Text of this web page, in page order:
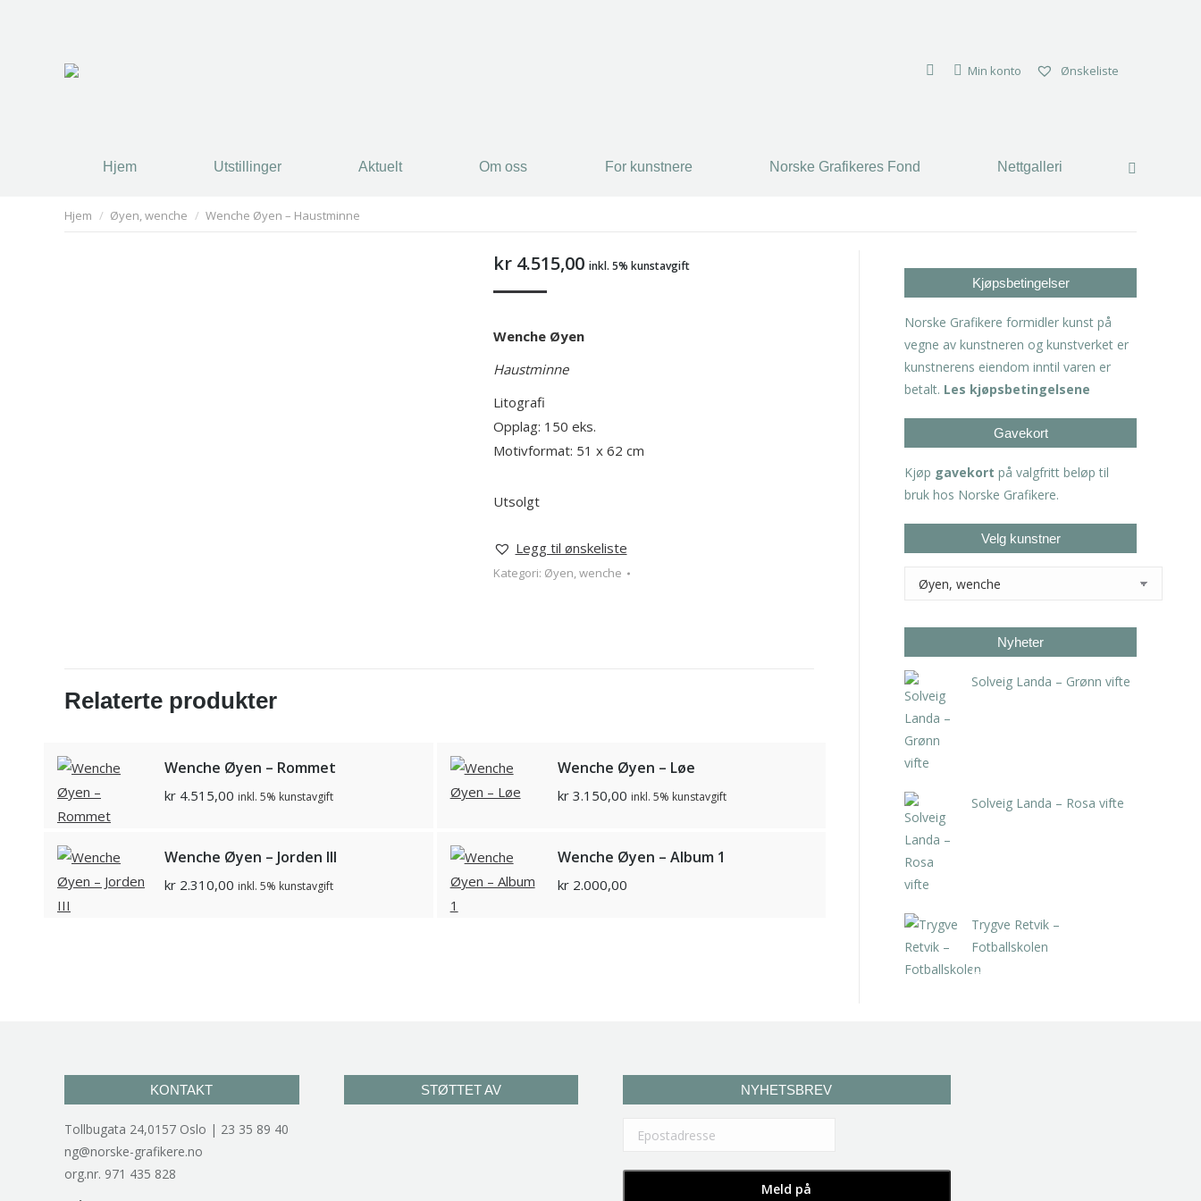
Min konto Ønskeliste
Hjem Utstillinger Aktuelt Om oss For kunstnere Norske Grafikeres Fond Nettgalleri Search:
You are here:
Hjem Øyen, wenche Wenche Øyen – Haustminne
kr4.515,00 inkl. 5% kunstavgift
Wenche Øyen
Haustminne
Litografi
Opplag: 150 eks.
Motivformat: 51 x 62 cm
Utsolgt
Legg til ønskeliste
Kategori: Øyen, wenche
Relaterte produkter
Wenche Øyen – Rommet
kr 4.515,00 inkl. 5% kunstavgift
Wenche Øyen – Løe
kr3.150,00 inkl. 5% kunstavgift
Wenche Øyen – Jorden III
kr 2.310,00 inkl. 5% kunstavgift
Wenche Øyen – Album 1
kr2.000,00
Kjøpsbetingelser
Norske Grafikere formidler kunst på
vegne av kunstneren og kunstverket er
kunstnerens eiendom inntil varen er
betalt. Les kjøpsbetingelsene
Gavekort
Kjøp gavekort på valgfritt beløp til
bruk hos Norske Grafikere.
Velg kunstner
Nyheter
Solveig Landa – Grønn vifte
Solveig Landa – Rosa vifte
Trygve Retvik –
Fotballskolen
kr
KONTAKT
Tollbugata 24,0157 Oslo | 23 35 89 40
ng@norske-grafikere.no
org.nr. 971 435 828
STØTTET AV NYHETSBREV